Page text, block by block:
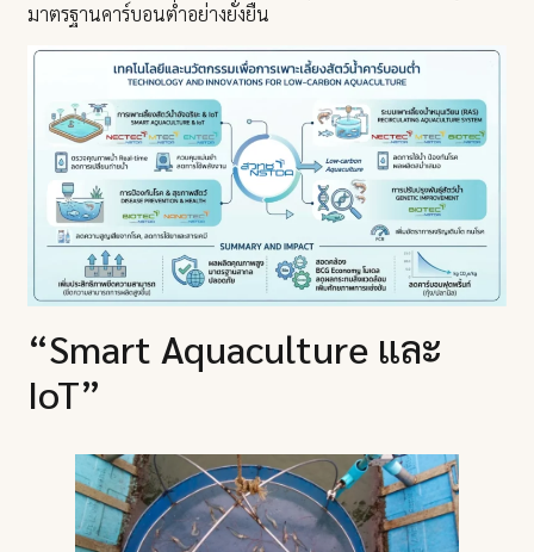
มาตรฐานคาร์บอนต่ำอย่างยั่งยืน
“Smart Aquaculture และ
IoT”